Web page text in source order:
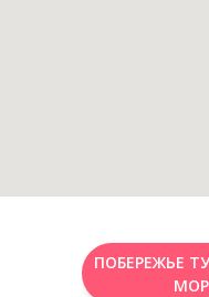
ПОБЕРЕЖЬЕ